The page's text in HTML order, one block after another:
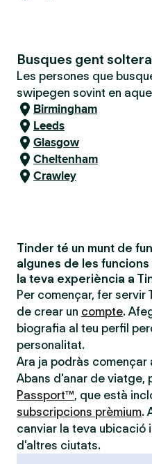
Busques gent
Les persones que
swipegen sovint en
Birmingham
Leeds
Glasgow
Cheltenham
Crawley
Tinder té un munt de
algunes de les
la teva experiència a
Per començar, fer servir
de crear un compte.
biografia al teu perfil
personalitat.
Ara ja podràs començar
Abans d'anar de viatge,
Passport™, que està
subscripcions prèmium.
canviar la teva ubicació
d'altres ciutats.